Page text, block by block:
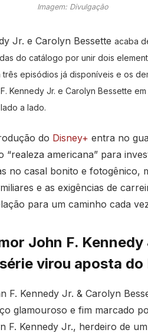
Imagem: Divulgação
Jr. e Carolyn Bessette acaba
do catálogo por unir dois
episódios já disponíveis e os
Kennedy Jr. e Carolyn Bessette
a lado.
do Disney+ entra no
americana” para
no casal bonito e fotogênico,
e as exigências de
para um caminho cada
John F. Kennedy
virou aposta do
F. Kennedy Jr. & Carolyn
glamouroso e fim marcado
F. Kennedy Jr., herdeiro de